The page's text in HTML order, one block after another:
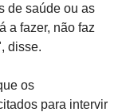
de saúde ou as
a fazer, não faz
disse.
os
para intervir